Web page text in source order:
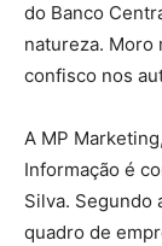
do Banco
natureza. Moro
confisco nos
A MP
Informação é
Silva. Segundo
quadro de